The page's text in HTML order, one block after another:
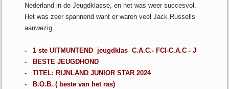
Nederland in de Jeugdklasse, en het was weer succesvol.
Het was zeer spannend want er waren veel Jack Russells
aanwezig.
- 1 ste UITMUNTEND jeugdklas C.A.C.- FCI-C.A.C - J
- BESTE JEUGDHOND
- TITEL: RIJNLAND JUNIOR STAR 2024
- B.O.B. ( beste van het ras)